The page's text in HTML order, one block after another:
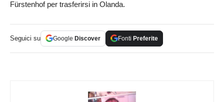
Fürstenhof per trasferirsi in Olanda.
Seguici su Google Discover Fonti Preferite